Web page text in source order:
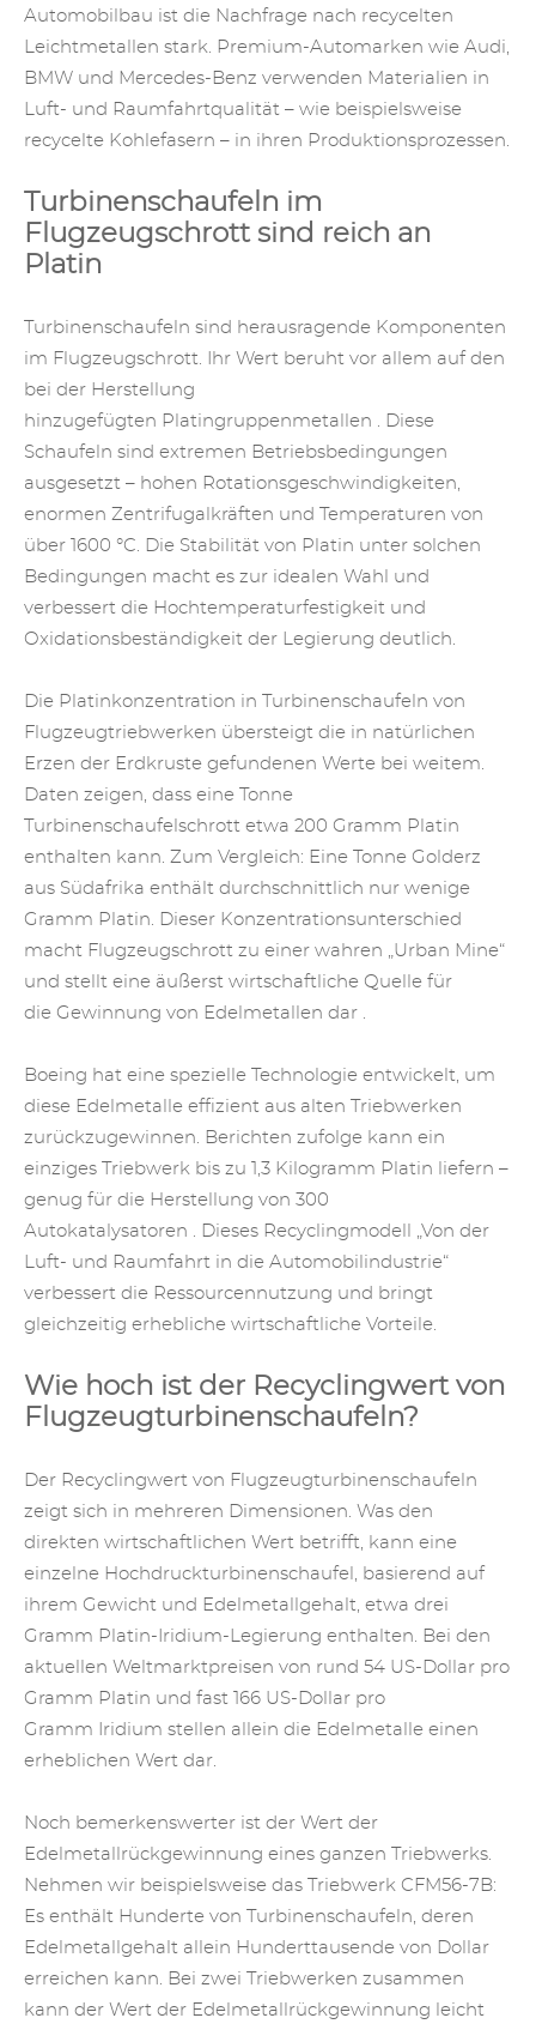
Automobilbau ist die Nachfrage nach recycelten
Leichtmetallen stark. Premium-Automarken wie Audi,
BMW und Mercedes-Benz verwenden Materialien in
Luft- und Raumfahrtqualität – wie beispielsweise
recycelte Kohlefasern – in ihren Produktionsprozessen.
Turbinenschaufeln im
Flugzeugschrott sind reich an
Platin
Turbinenschaufeln sind herausragende Komponenten
im Flugzeugschrott. Ihr Wert beruht vor allem auf den
bei der Herstellung
hinzugefügten Platingruppenmetallen . Diese
Schaufeln sind extremen Betriebsbedingungen
ausgesetzt – hohen Rotationsgeschwindigkeiten,
enormen Zentrifugalkräften und Temperaturen von
über 1600 °C. Die Stabilität von Platin unter solchen
Bedingungen macht es zur idealen Wahl und
verbessert die Hochtemperaturfestigkeit und
Oxidationsbeständigkeit der Legierung deutlich.
Die Platinkonzentration in Turbinenschaufeln von
Flugzeugtriebwerken übersteigt die in natürlichen
Erzen der Erdkruste gefundenen Werte bei weitem.
Daten zeigen, dass eine Tonne
Turbinenschaufelschrott etwa 200 Gramm Platin
enthalten kann. Zum Vergleich: Eine Tonne Golderz
aus Südafrika enthält durchschnittlich nur wenige
Gramm Platin. Dieser Konzentrationsunterschied
macht Flugzeugschrott zu einer wahren „Urban Mine“
und stellt eine äußerst wirtschaftliche Quelle für
die Gewinnung von Edelmetallen dar .
Boeing hat eine spezielle Technologie entwickelt, um
diese Edelmetalle effizient aus alten Triebwerken
zurückzugewinnen. Berichten zufolge kann ein
einziges Triebwerk bis zu 1,3 Kilogramm Platin liefern –
genug für die Herstellung von 300
Autokatalysatoren . Dieses Recyclingmodell „Von der
Luft- und Raumfahrt in die Automobilindustrie“
verbessert die Ressourcennutzung und bringt
gleichzeitig erhebliche wirtschaftliche Vorteile.
Wie hoch ist der Recyclingwert von
Flugzeugturbinenschaufeln?
Der Recyclingwert von Flugzeugturbinenschaufeln
zeigt sich in mehreren Dimensionen. Was den
direkten wirtschaftlichen Wert betrifft, kann eine
einzelne Hochdruckturbinenschaufel, basierend auf
ihrem Gewicht und Edelmetallgehalt, etwa drei
Gramm Platin-Iridium-Legierung enthalten. Bei den
aktuellen Weltmarktpreisen von rund 54 US-Dollar pro
Gramm Platin und fast 166 US-Dollar pro
Gramm
Iridium stellen allein die Edelmetalle einen
erheblichen Wert dar.
Noch bemerkenswerter ist der Wert der
Edelmetallrückgewinnung eines ganzen Triebwerks.
Nehmen wir beispielsweise das Triebwerk CFM56-7B:
Es enthält Hunderte von Turbinenschaufeln, deren
Edelmetallgehalt allein Hunderttausende von Dollar
erreichen kann. Bei zwei Triebwerken zusammen
kann der Wert der Edelmetallrückgewinnung leicht